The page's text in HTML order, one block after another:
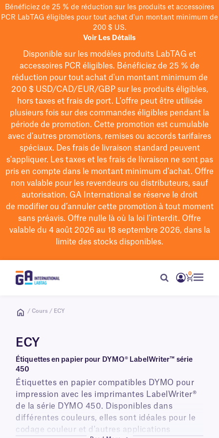
Bénéficiez de 25 % de réduction sur les produits et accessoires
PCR LabTAG éligibles pour tout achat d'un montant minimum de
200 $ US.
Voir Les Détails
Disponible sur les modèles produits LabTAG et
accessoires PCR éligibles. Bénéficiez de 25 % de
réduction pour tout achat d'un montant minimum de
200 $USD/CAD/EUR/GBPsur les produits éligibles,
hors taxes et frais de port. L'offre peut être utilisée
plusieurs fois sur des commandes éligibles pendant la
période de promotion. Cette promotion est cumulable
avec d'autres promotions, remises ou accords tarifaires
spéciaux. Des frais de livraison standard peuvent
s'appliquer. Les taxes et les frais de livraison ne sont pas
pris en compte dans le montant minimum d'achat. Offre
non valable pour les revendeurs ou distributeurs, sauf
autorisation. GA International se réserve le droit
de modifierou d’annuler cette promotion à tout moment
sans préavis. Offre nulle là où la loi l’interdit. Offre
valable du 4 août 2026 au 18 septembre 2026, dans la
limite des stocks disponibles.
0
/ Cours / ECY
ECY
Étiquettes en papier pour DYMO® LabelWriter™ série
450
Étiquettes en papier compatibles DYMO pour
impression avec les imprimantes LabelWriter®
de la série DYMO 450. Disponibles dans
différentes couleurs, elles sont idéales pour le
codage couleur et d'autres applications